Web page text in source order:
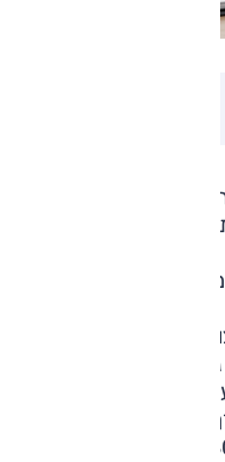
בישראל, וחברות הביטוח
אבל פסק דין
עד כמה רחוק
מבוטח, גם כשבפועל
הרכב ישירות לחניון
החברה עצמה קבע כי
בשיעור של 57.23% מערך הרכב, כלומר "אובדן